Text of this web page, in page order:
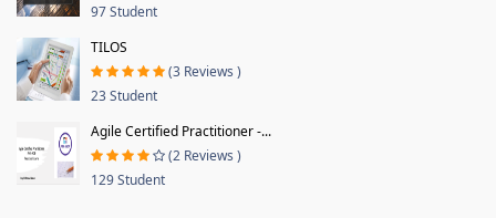
97 Student
TILOS
(3 Reviews )
23 Student
Agile Certified Practitioner -...
(2 Reviews )
129 Student